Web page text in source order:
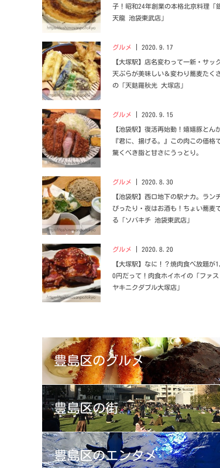
子！昭和24年創業の本格北京料理「
天龍 池袋東武店」
グルメ 2020.9.17
【大塚駅】店名変わって一新・サッ
天ぷらが美味しい＆変わり蕎麦たく
の「天麩羅秋光 大塚店」
グルメ 2020.9.15
【池袋駅】復活再始動！嬉嬉豚とん
『君に、揚げる。』この肉この価格
驚くべき脂と甘さにうっとり。
グルメ 2020.8.30
【池袋駅】西口地下の駅ナカ。ラン
ぴったり・夜はお酒も！ちょい蕎麦
る「ソバキチ 池袋東武店」
グルメ 2020.8.20
【大塚駅】なに！？焼肉食べ放題が
0円だって！肉食ホイホイの「ファス
ヤキニクダブル大塚店」
豊島区のグルメ
豊島区の街
豊島区のエンタメ